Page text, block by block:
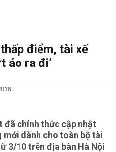
điểm, tài xế
áo ra đi’
đã chính thức cập nhật
mới dành cho toàn bộ tài
3/10 trên địa bàn Hà Nội